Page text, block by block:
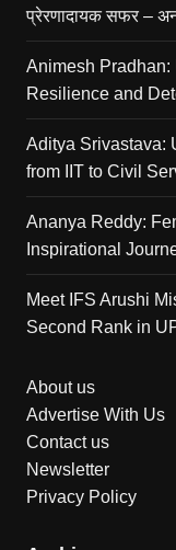
प्रेरणादायक सफर –
Animesh Pradhan:
Resilience and
Aditya Srivastava:
from IIT to Civil
Ananya Reddy:
Inspirational
Meet IFS Arushi
Second Rank in
About us
Advertise With Us
Contact us
Newsletter
Privacy Policy